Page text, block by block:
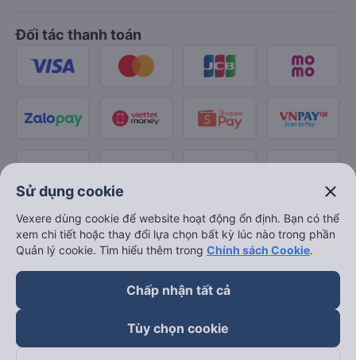
Đối tác thanh toán
Sử dụng cookie close
Vexere dùng cookie để website hoạt động ổn định. Bạn có thể
xem chi tiết hoặc thay đổi lựa chọn bất kỳ lúc nào trong phần
Quản lý cookie. Tìm hiểu thêm trong Chính sách Cookie.
Chấp nhận tất cả
Tùy chọn cookie